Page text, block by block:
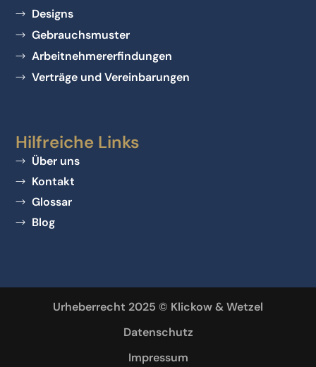
Designs
Gebrauchsmuster
Arbeitnehmererfindungen
Verträge und Vereinbarungen
Hilfreiche Links
Über uns
Kontakt
Glossar
Blog
Urheberrecht 2025 © Klickow & Wetzel
Datenschutz
Impressum